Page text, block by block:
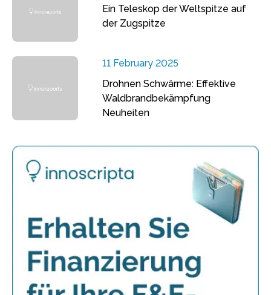
Ein Teleskop der Weltspitze auf
der Zugspitze
11 February 2025
Drohnen Schwärme: Effektive
Waldbrandbekämpfung
Neuheiten